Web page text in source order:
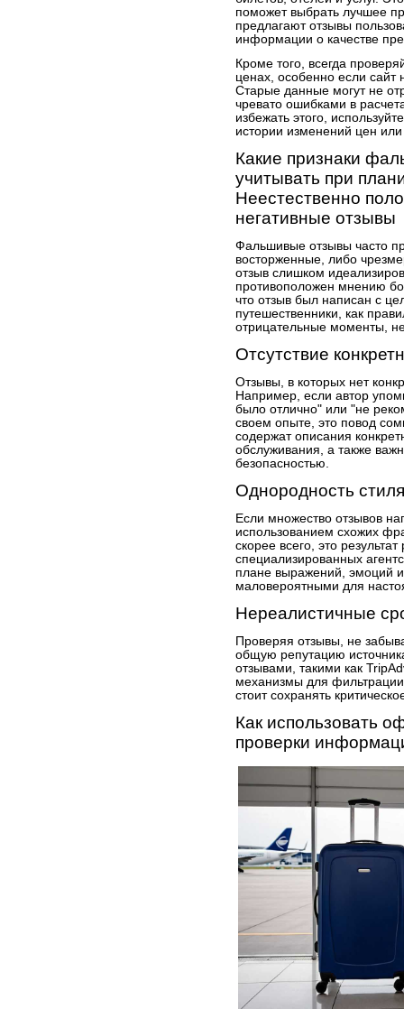
поможет выбрать лучшее
предлагают отзывы
информации о качестве
Кроме того, всегда
ценах, особенно если сайт
Старые данные могут не
чревато ошибками в
избежать этого,
истории изменений цен
Какие признаки
учитывать при
Неестественно
негативные отзывы
Фальшивые отзывы часто
восторженные, либо
отзыв слишком
противоположен мнению
что отзыв был написан с
путешественники, как
отрицательные моменты,
Отсутствие
Отзывы, в которых нет
Например, если автор
было отлично" или "не
своем опыте, это повод
содержат описания
обслуживания, а также
безопасностью.
Однородность
Если множество отзывов
использованием схожих
скорее всего, это
специализированных
плане выражений, эмоций
маловероятными для
Нереалистичные
Проверяя отзывы, не
общую репутацию
отзывами, такими как
механизмы для
стоит сохранять
Как использовать
проверки